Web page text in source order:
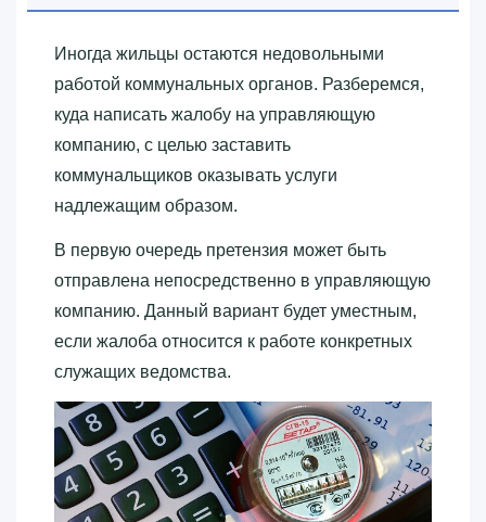
Иногда жильцы остаются недовольными
работой коммунальных органов. Разберемся,
куда написать жалобу на управляющую
компанию, с целью заставить
коммунальщиков оказывать услуги
надлежащим образом.
В первую очередь претензия может быть
отправлена непосредственно в управляющую
компанию. Данный вариант будет уместным,
если жалоба относится к работе конкретных
служащих ведомства.